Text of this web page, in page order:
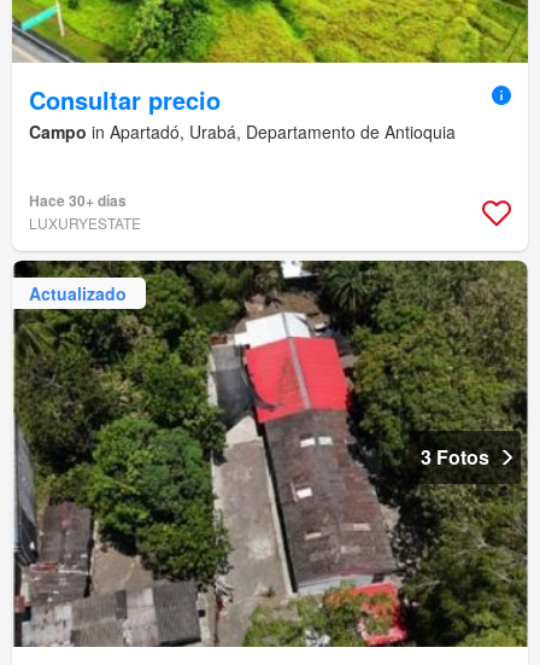
Consultar precio
Campo in Apartadó, Urabá, Departamento de Antioquia
Hace 30+ días
LUXURYESTATE
Actualizado
3 Fotos